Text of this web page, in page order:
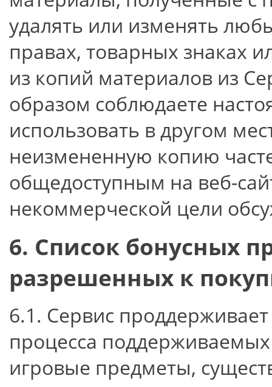
удалять или изменять
правах, товарных знаках
из копий материалов из
образом соблюдаете
использовать в другом
неизмененную копию
общедоступным на веб-
некоммерческой цели
6. Список бонусных
разрешенных к
6.1. Сервис проддерживает
процесса
игровые предметы,